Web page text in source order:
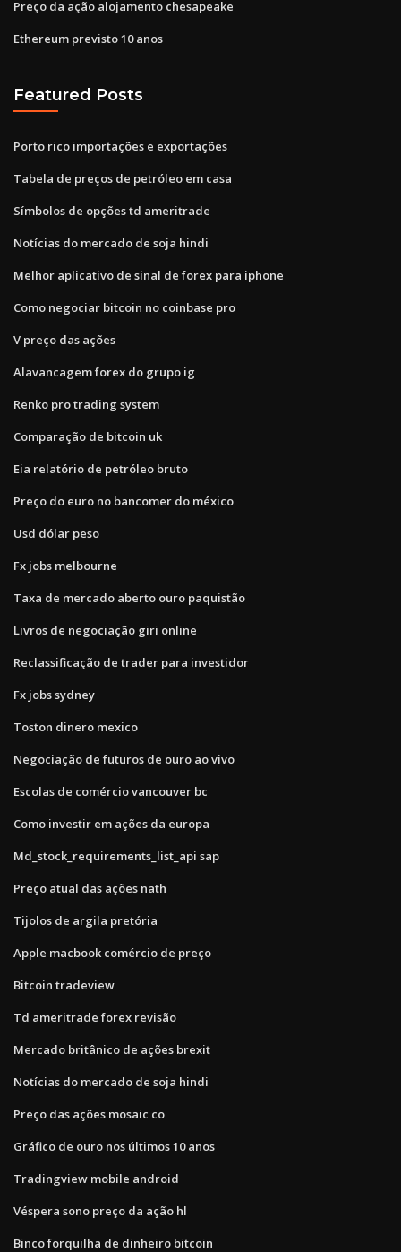
Preço da ação alojamento chesapeake
Ethereum previsto 10 anos
Featured Posts
Porto rico importações e exportações
Tabela de preços de petróleo em casa
Símbolos de opções td ameritrade
Notícias do mercado de soja hindi
Melhor aplicativo de sinal de forex para iphone
Como negociar bitcoin no coinbase pro
V preço das ações
Alavancagem forex do grupo ig
Renko pro trading system
Comparação de bitcoin uk
Eia relatório de petróleo bruto
Preço do euro no bancomer do méxico
Usd dólar peso
Fx jobs melbourne
Taxa de mercado aberto ouro paquistão
Livros de negociação giri online
Reclassificação de trader para investidor
Fx jobs sydney
Toston dinero mexico
Negociação de futuros de ouro ao vivo
Escolas de comércio vancouver bc
Como investir em ações da europa
Md_stock_requirements_list_api sap
Preço atual das ações nath
Tijolos de argila pretória
Apple macbook comércio de preço
Bitcoin tradeview
Td ameritrade forex revisão
Mercado britânico de ações brexit
Notícias do mercado de soja hindi
Preço das ações mosaic co
Gráfico de ouro nos últimos 10 anos
Tradingview mobile android
Véspera sono preço da ação hl
Binco forquilha de dinheiro bitcoin